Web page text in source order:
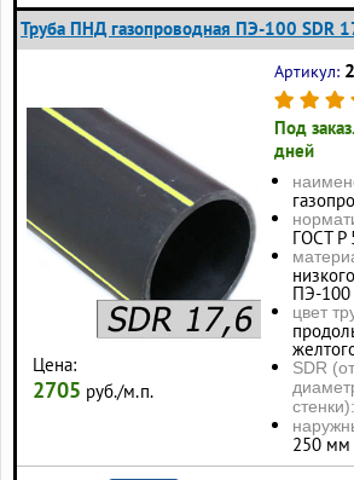
Труба ПНД газопроводная ПЭ-100 SDR
Цена:
2705 руб./м.п.
Артикул:
Под
дней
ГОСТ Р
ПЭ-100
цвет
SDR
стенки):
250 мм